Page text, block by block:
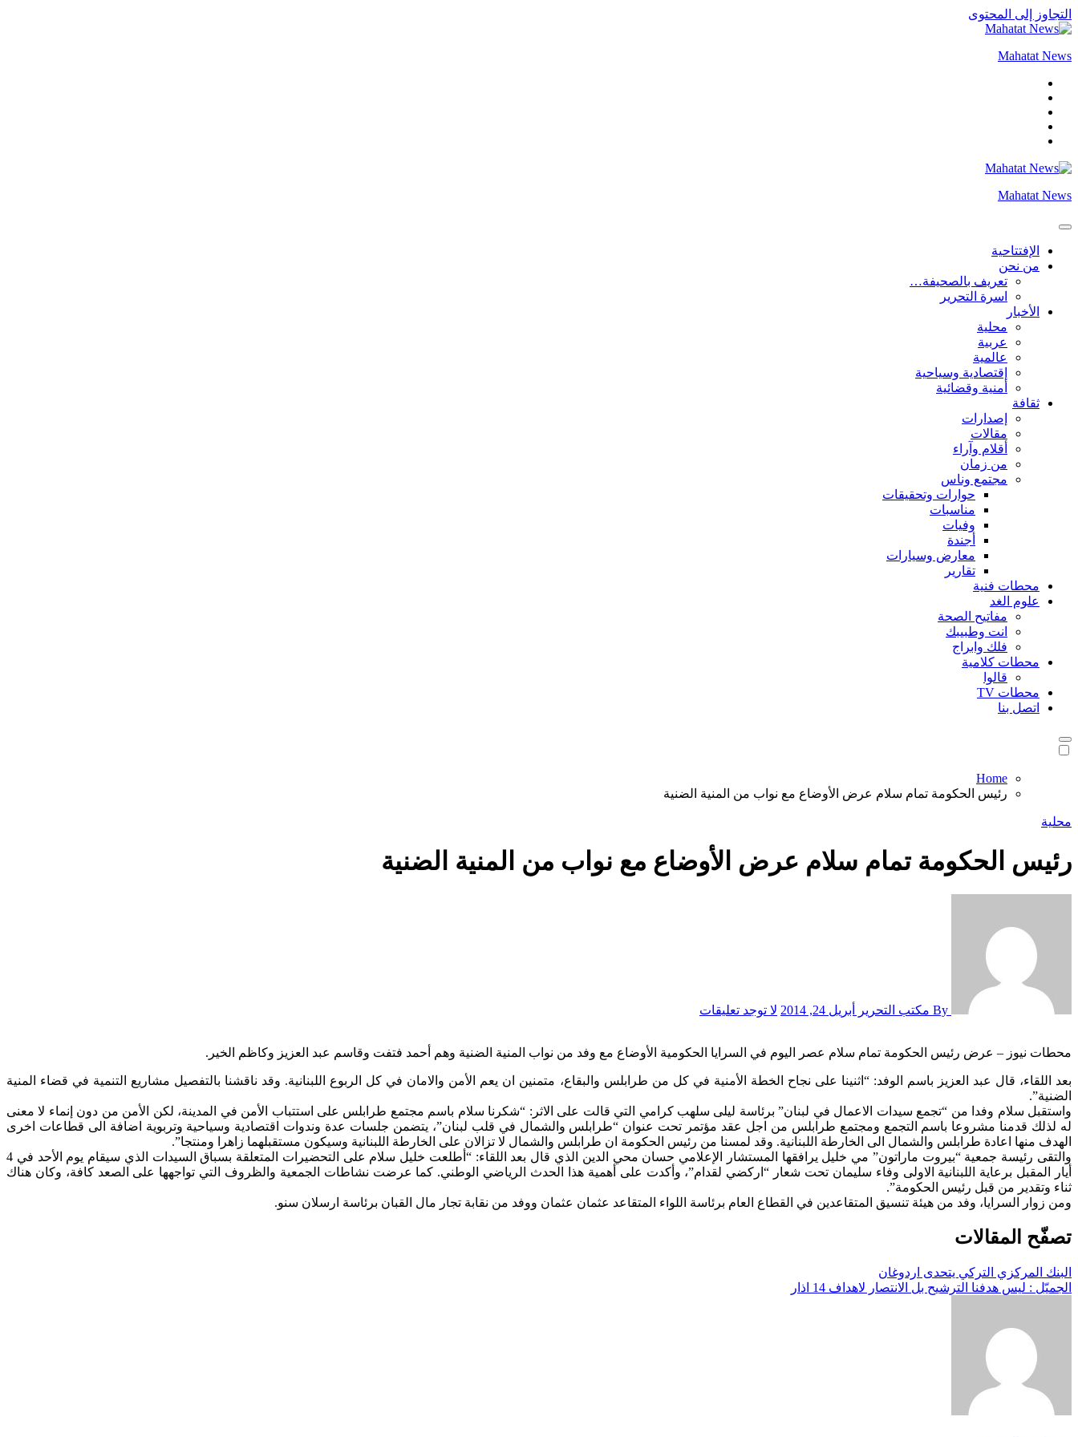
التجاوز إلى المحتوى
Mahatat News
Mahatat News
الإفتتاحية
من نحن
تعريف بالصحيفة…
اسرة التحرير
الأخبار
محلية
عربية
عالمية
إقتصادية وسياحية
أمنية وقضائية
ثقافة
إصدارات
مقالات
أقلام وآراء
من زمان
مجتمع وناس
حوارات وتحقيقات
مناسبات
وفيات
أجندة
معارض وسيارات
تقارير
محطات فنية
علوم الغد
مفاتيح الصحة
انت وطبيبك
فلك وابراج
محطات كلامية
قالوا
محطات TV
اتصل بنا
Home
رئيس الحكومة تمام سلام عرض الأوضاع مع نواب من المنية الضنية
محلية
رئيس الحكومة تمام سلام عرض الأوضاع مع نواب من المنية الضنية
أبريل 24, 2014 لا توجد تعليقات
محطات نيوز – عرض رئيس الحكومة تمام سلام عصر اليوم في السرايا الحكومية الأوضاع مع وفد من نواب المنية الضنية وهم أحمد فتفت وقاسم عبد العزيز وكاظم الخير.
بعد اللقاء، قال عبد العزيز باسم الوفد: “اثنينا على نجاح الخطة الأمنية في كل من طرابلس والبقاع، متمنين ان يعم الأمن والامان في كل الربوع اللبنانية. وقد ناقشنا بالتفصيل مشاريع التنمية في قضاء المنية
الضنية”.
واستقبل سلام وفدا من “تجمع سيدات الاعمال في لبنان” برئاسة ليلى سلهب كرامي التي قالت على الاثر: “شكرنا سلام باسم مجتمع طرابلس على استتباب الأمن في المدينة، لكن الأمن من دون إنماء لا معنى
له لذلك قدمنا مشروعا باسم التجمع ومجتمع طرابلس من اجل عقد مؤتمر تحت عنوان “طرابلس والشمال في قلب لبنان”، يتضمن جلسات عدة وندوات اقتصادية وسياحية وتربوية اضافة الى قطاعات اخرى
الهدف منها اعادة طرابلس والشمال الى الخارطة اللبنانية. وقد لمسنا من رئيس الحكومة ان طرابلس والشمال لا تزالان على الخارطة اللبنانية وسيكون مستقبلهما زاهرا ومنتجا”.
والتقى رئيسة جمعية “بيروت ماراتون” مي خليل يرافقها المستشار الإعلامي حسان محي الدين الذي قال بعد اللقاء: “أطلعت خليل سلام على التحضيرات المتعلقة بسباق السيدات الذي سيقام يوم الأحد في 4
أيار المقبل برعاية اللبنانية الاولى وفاء سليمان تحت شعار “اركضي لقدام”، وأكدت على أهمية هذا الحدث الرياضي الوطني. كما عرضت نشاطات الجمعية والظروف التي تواجهها على الصعد كافة، وكان هناك
ثناء وتقدير من قبل رئيس الحكومة”.
ومن زوار السرايا، وفد من هيئة تنسيق المتقاعدين في القطاع العام برئاسة اللواء المتقاعد عثمان عثمان ووفد من نقابة تجار مال القبان برئاسة ارسلان سنو.
تصفّح المقالات
البنك المركزي التركي يتحدى اردوغان
الجميّل : ليس هدفنا الترشيح بل الانتصار لاهداف 14 اذار